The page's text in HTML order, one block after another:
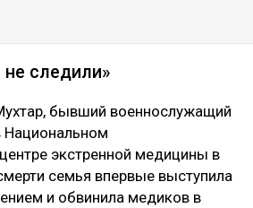
следили»
бывший военнослужащий
Национальном
экстренной медицины в
семья впервые выступила
и обвинила медиков в